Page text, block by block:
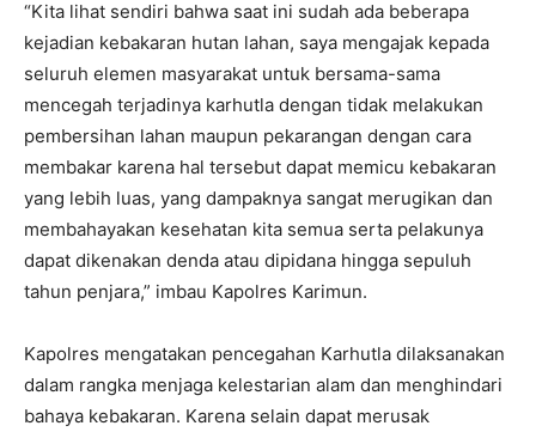
“Kita lihat sendiri bahwa saat ini sudah ada beberapa
kejadian kebakaran hutan lahan, saya mengajak kepada
seluruh elemen masyarakat untuk bersama-sama
mencegah terjadinya karhutla dengan tidak melakukan
pembersihan lahan maupun pekarangan dengan cara
membakar karena hal tersebut dapat memicu kebakaran
yang lebih luas, yang dampaknya sangat merugikan dan
membahayakan kesehatan kita semua serta pelakunya
dapat dikenakan denda atau dipidana hingga sepuluh
tahun penjara,” imbau Kapolres Karimun.
Kapolres mengatakan pencegahan Karhutla dilaksanakan
dalam rangka menjaga kelestarian alam dan menghindari
bahaya kebakaran. Karena selain dapat merusak